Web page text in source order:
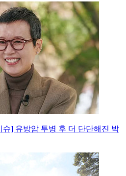
슈] 유방암 투병 후 더 단단해진 박